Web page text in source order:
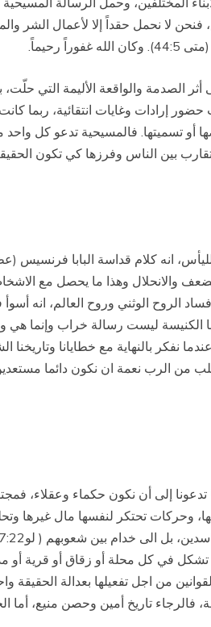
فنحن لا نحمل حقداً إلا لأعمال الشر
رحيماً.
الصدمة والواقعة الأليمة التي
إرادات وغايات انتقائية، ربما كانت
أو تسميتها. فالمسيحية تدعو كل
بين الناس وفرزها كي تكون
والانحلال وهذا ما يحصل مع
فساد الروح الوثني وروح العالم، انه
الكنيسة ليست رسالة خراب وإنما
اصبح قريبا ” (لو 25:21)، وعندما نفكر
من الرب نعمة ان نكون دائما
إلى أن نكون حكماء وعقلاء،
تحتكر لنفسها مال غيرها
في كل محلة أو زقاق أو قرية أو
من اجل تفعيلها بعدالة الحقيقة
فالرجاء تاريخ أمين وحصن منيع،